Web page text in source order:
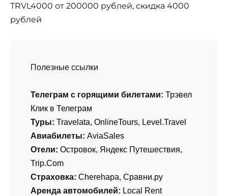
TRVL4000 от 200000 рублей, скидка 4000
рублей
Полезные ссылки
Телеграм с горящими билетами: Трэвел
Клик в Телеграм
Туры: Travelata, OnlineTours, Level.Travel
Авиабилеты: AviaSales
Отели: Островок, Яндекс Путешествия,
Trip.Com
Страховка: Cherehapa, Сравни.ру
Аренда автомобилей: Local Rent